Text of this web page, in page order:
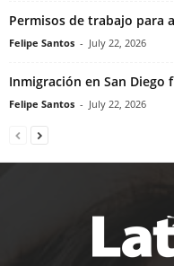
Permisos de trabajo para
Felipe Santos - July 22, 2026
Inmigración en San Diego
Felipe Santos - July 22, 2026